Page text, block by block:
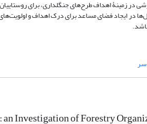
زمینۀ اهداف طرح‌های جنگلداری، برای
در ایجاد فضای مساعد برای درک اهداف و
Investigation of Forestry